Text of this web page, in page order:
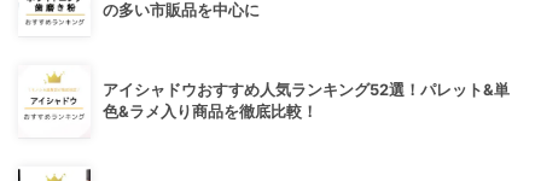
の多い市販品を中心に
アイシャドウおすすめ人気ランキング52選！パレット&単
色&ラメ入り商品を徹底比較！